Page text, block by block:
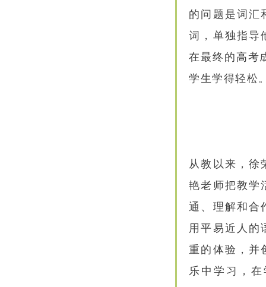
的问题是词汇
词，单独指导
在最终的高考
学生学得轻松
从教以来，徐
艳老师把教学
通、理解和合
用平易近人的
重的体验，并
乐中学习，